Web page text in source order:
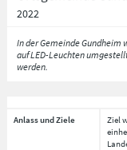
2022
In der Gemeinde Gundheim
auf LED-Leuchten
werden.
Anlass und Ziele
Ziel